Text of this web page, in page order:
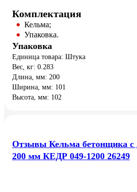
Комплектация
Кельма;
Упаковка.
Упаковка
Единица товара: Штука
Вес, кг: 0.283
Длина, мм: 200
Ширина, мм: 101
Высота, мм: 102
Отзывы Кельма бетонщика с
200 мм КЕДР 049-1200 26249